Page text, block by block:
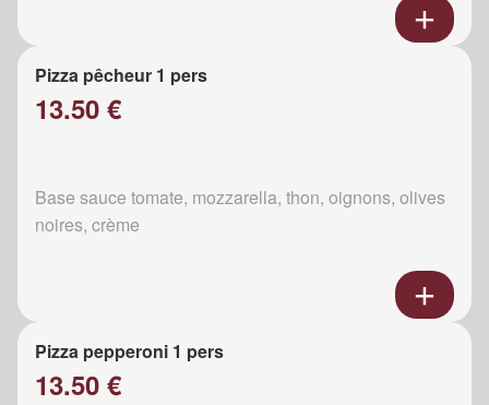
Pizza pêcheur 1 pers
13.50 €
Base sauce tomate, mozzarella, thon, oignons, olives
noires, crème
Pizza pepperoni 1 pers
13.50 €